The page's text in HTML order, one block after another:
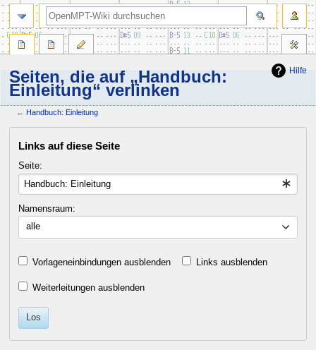
Hilfe
Seiten, die auf „Handbuch:
Einleitung“ verlinken
← Handbuch: Einleitung
Navigation
Suche
Links auf diese Seite
Seite:
Namensraum:
alle
Vorlageneinbindungen ausblenden Links ausblenden
Weiterleitungen ausblenden
Los
Suche